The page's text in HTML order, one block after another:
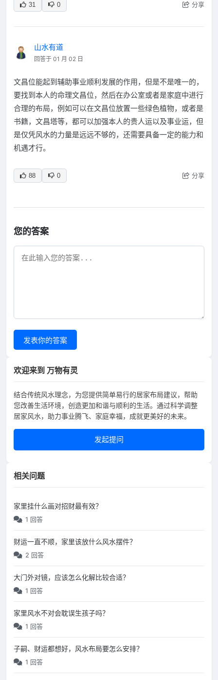
31 0 分享
山水有道
回答于 01 月 02 日
文昌位能起到辅助事业顺利发展的作用，但是不是唯一的，
要找到本人的命理文昌位，然后在办公室或者是家庭中进行
合理的布局，例如可以在文昌位放置一些绿色植物，或者是
书籍，文昌塔等，都可以加强本人的贵人运以及事业运，但
是仅凭风水的力量是远远不够的，还需要具备一定的能力和
机遇才行。
88 0 分享
您的答案
发表你的答案
欢迎来到 万物有灵
结合传统风水理念，为您提供简单易行的居家布局建议，帮助
您改善生活环境，创造更加和谐与顺利的生活。通过科学调整
居家风水，助力事业腾飞、家庭幸福，成就更美好的未来。
发起提问
相关问题
家里挂什么画对招财最有效？
1 回答
财运一直不顺，家里该放什么风水摆件？
2 回答
大门外对镜，应该怎么化解比较合适？
1 回答
家里风水不对会耽误生孩子吗？
1 回答
子嗣、财运都想好，风水布局要怎么安排？
1 回答